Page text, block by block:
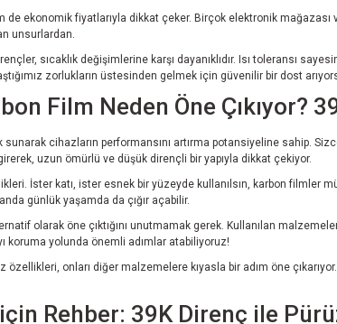
de ekonomik fiyatlarıyla dikkat çeker. Birçok elektronik
unsurlardan.
sıcaklık değişimlerine karşı dayanıklıdır. Isı toleransı
zorlukların üstesinden gelmek için güvenilir bir dost
Film Neden Öne Çıkıyor?
cihazların performansını artırma potansiyeline sahip.
uzun ömürlü ve düşük dirençli bir yapıyla dikkat çekiyor.
İster katı, ister esnek bir yüzeyde kullanılsın, karbon filmler
günlük yaşamda da çığır açabilir.
olarak öne çıktığını unutmamak gerek. Kullanılan
koruma yolunda önemli adımlar atabiliyoruz!
onları diğer malzemelere kıyasla bir adım öne
Rehber: 39K Direnç ile